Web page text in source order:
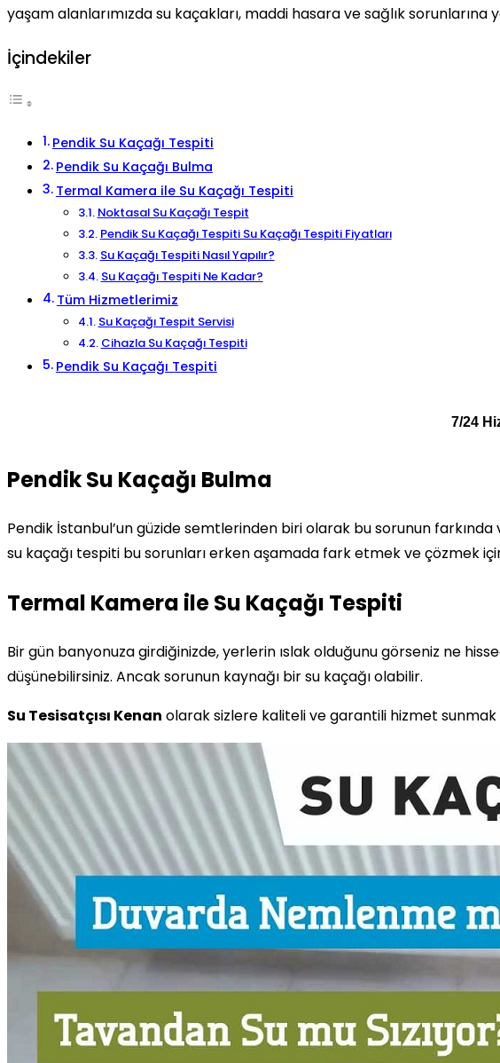
yaşam alanlarımızda su kaçakları, maddi hasara ve sağlık sorunlarına
İçindekiler
Pendik Su Kaçağı Tespiti
Pendik Su Kaçağı Bulma
Termal Kamera ile Su Kaçağı Tespiti
Noktasal Su Kaçağı Tespit
Pendik Su Kaçağı Tespiti Su Kaçağı Tespiti Fiyatları
Su Kaçağı Tespiti Nasıl Yapılır?
Su Kaçağı Tespiti Ne Kadar?
Tüm Hizmetlerimiz
Su Kaçağı Tespit Servisi
Cihazla Su Kaçağı Tespiti
Pendik Su Kaçağı Tespiti
7/24
Pendik Su Kaçağı Bulma
Pendik İstanbul’un güzide semtlerinden biri olarak bu sorunun
su kaçağı tespiti bu sorunları erken aşamada fark etmek ve çözmek
Termal Kamera ile Su Kaçağı Tespiti
Bir gün banyonuza girdiğinizde, yerlerin ıslak olduğunu görseniz ne
düşünebilirsiniz. Ancak sorunun kaynağı bir su kaçağı olabilir.
Su Tesisatçısı Kenan olarak sizlere kaliteli ve garantili hizmet sunmak